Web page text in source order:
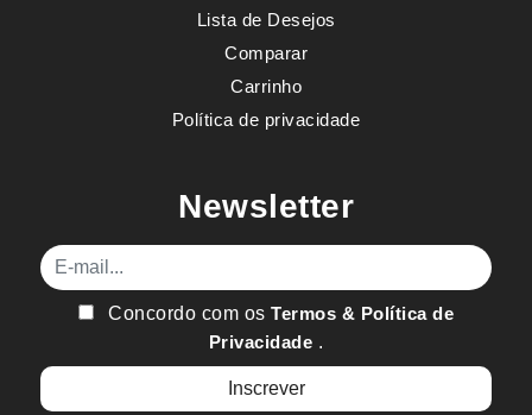
Lista de Desejos
Comparar
Carrinho
Política de privacidade
Newsletter
E-mail
Concordo com osTermos & Política de
Privacidade .